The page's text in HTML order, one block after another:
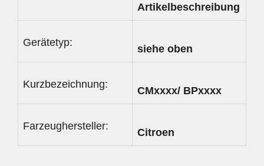
Artikelbeschreibung
Gerätetyp:
siehe oben
Kurzbezeichnung:
CMxxxx/ BPxxxx
Farzeughersteller:
Citroen